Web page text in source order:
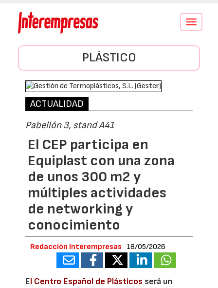
Conmutar
PLÁSTICO
ACTUALIDAD
Pabellón 3, stand A41
El CEP participa en
Equiplast con una zona
de unos 300 m2 y
múltiples actividades
de networking y
conocimiento
Redacción Interempresas 18/05/2026
El Centro Español de Plásticos será un